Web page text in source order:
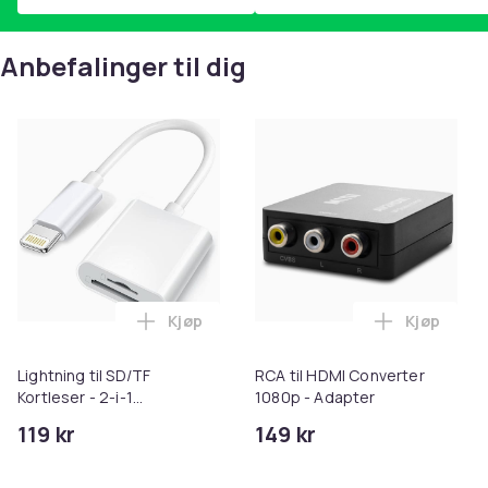
Anbefalinger til dig
Lightning til SD/TF
Kortleser - 2-i-1
iPhone/iPad
119 kr
Legg Lightning til SD/TF Kortleser - 2-i-
Kjøp
RCA til HDMI Converter
1080p - Adapter
149 kr
Legg
Kjøp